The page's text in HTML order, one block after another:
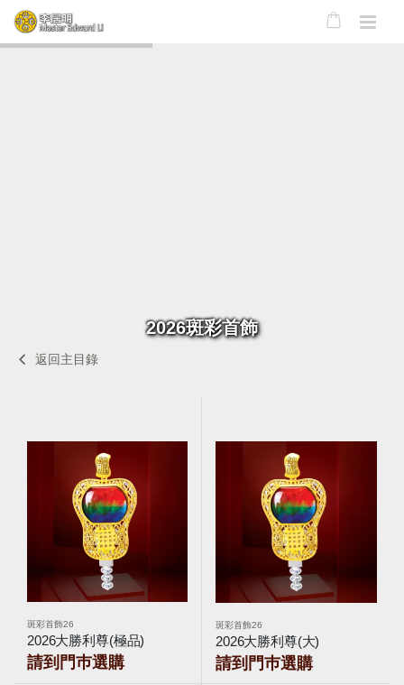
2026斑彩首飾
返回主目錄
斑彩首飾26
2026大勝利尊(極品)
請到門巿選購
斑彩首飾26
2026大勝利尊(大)
請到門巿選購